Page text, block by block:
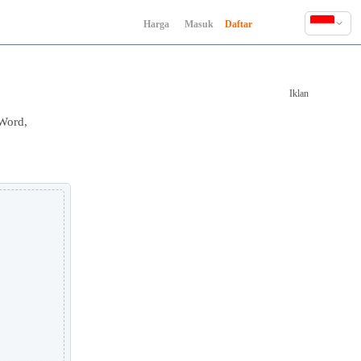
Harga Masuk Daftar
EspañolIklan